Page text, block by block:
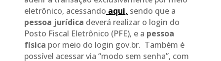
eletrônico, acessando aqui, sendo que a
pessoa jurídica deverá realizar o login do
Posto Fiscal Eletrônico (PFE), e a pessoa
física por meio do login gov.br. Também é
possível acessar via “modo sem senha”, com